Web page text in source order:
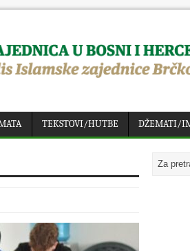
TEKSTOVI/HUTBE DŽEMATI/